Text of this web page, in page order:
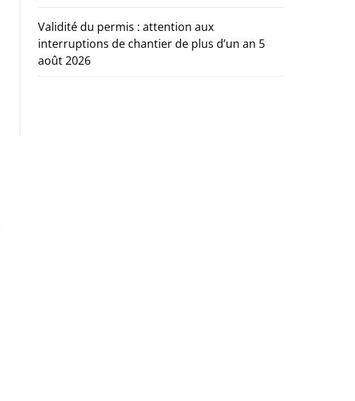
Validité du permis : attention aux
interruptions de chantier de plus d’un an 5
août 2026